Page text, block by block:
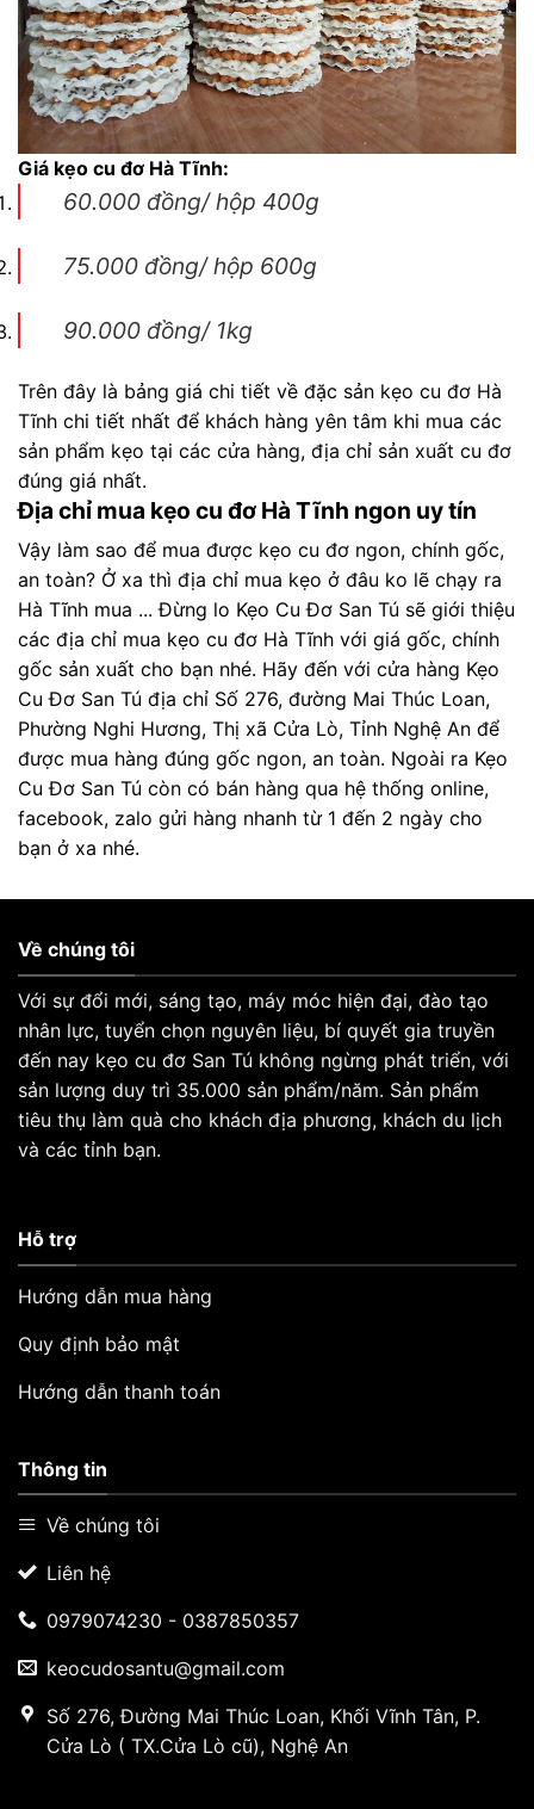
Giá kẹo cu đơ Hà Tĩnh:
60.000 đồng/ hộp 400g
75.000 đồng/ hộp 600g
90.000 đồng/ 1kg
Trên đây là bảng giá chi tiết về đặc sản kẹo cu đơ Hà
Tĩnh chi tiết nhất để khách hàng yên tâm khi mua các
sản phẩm kẹo tại các cửa hàng, địa chỉ sản xuất cu đơ
đúng giá nhất.
Địa chỉ mua kẹo cu đơ Hà Tĩnh ngon uy tín
Vậy làm sao để mua được kẹo cu đơ ngon, chính gốc,
an toàn? Ở xa thì địa chỉ mua kẹo ở đâu ko lẽ chạy ra
Hà Tĩnh mua ... Đừng lo Kẹo Cu Đơ San Tú sẽ giới thiệu
các địa chỉ mua kẹo cu đơ Hà Tĩnh với giá gốc, chính
gốc sản xuất cho bạn nhé. Hãy đến với cửa hàng Kẹo
Cu Đơ San Tú địa chỉ Số 276, đường Mai Thúc Loan,
Phường Nghi Hương, Thị xã Cửa Lò, Tỉnh Nghệ An để
được mua hàng đúng gốc ngon, an toàn. Ngoài ra Kẹo
Cu Đơ San Tú còn có bán hàng qua hệ thống online,
facebook, zalo gửi hàng nhanh từ 1 đến 2 ngày cho
bạn ở xa nhé.
Về chúng tôi
Với sự đổi mới, sáng tạo, máy móc hiện đại, đào tạo
nhân lực, tuyển chọn nguyên liệu, bí quyết gia truyền
đến nay kẹo cu đơ San Tú không ngừng phát triển, với
sản lượng duy trì 35.000 sản phẩm/năm. Sản phẩm
tiêu thụ làm quà cho khách địa phương, khách du lịch
và các tỉnh bạn.
Hỗ trợ
Hướng dẫn mua hàng
Quy định bảo mật
Hướng dẫn thanh toán
Thông tin
Về chúng tôi
Liên hệ
0979074230 - 0387850357
keocudosantu@gmail.com
Số 276, Đường Mai Thúc Loan, Khối Vĩnh Tân, P.
Cửa Lò ( TX.Cửa Lò cũ), Nghệ An